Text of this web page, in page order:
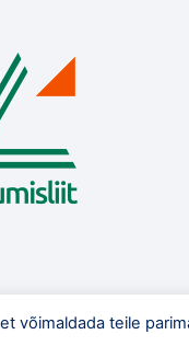
võimaldada teile